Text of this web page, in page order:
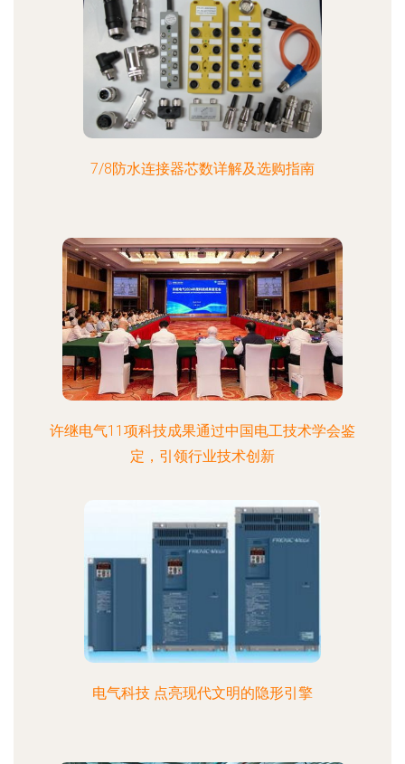
7/8防水连接器芯数详解及选购指南
许继电气11项科技成果通过中国电工技术学会鉴
定，引领行业技术创新
电气科技 点亮现代文明的隐形引擎